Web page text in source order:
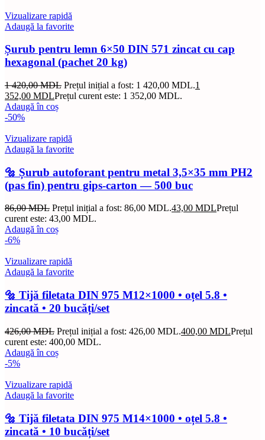
Vizualizare rapidă
Adaugă la favorite
Șurub pentru lemn 6×50 DIN 571 zincat cu cap
hexagonal (pachet 20 kg)
1 420,00MDL Prețul inițial a fost: 1 420,00 MDL.1
352,00 MDLPrețul curent este: 1 352,00 MDL.
Adaugă în coș
-50%
Vizualizare rapidă
Adaugă la favorite
🔩 Șurub autoforant pentru metal 3,5×35 mm PH2
(pas fin) pentru gips-carton — 500 buc
86,00MDL Prețul inițial a fost: 86,00 MDL.43,00 MDLPrețul
curent este: 43,00 MDL.
Adaugă în coș
-6%
Vizualizare rapidă
Adaugă la favorite
🔩 Tijă filetata DIN 975 M12×1000 • oțel 5.8 •
zincată • 20 bucăți/set
426,00MDL Prețul inițial a fost: 426,00 MDL.400,00 MDLPrețul
curent este: 400,00 MDL.
Adaugă în coș
-5%
Vizualizare rapidă
Adaugă la favorite
🔩 Tijă filetata DIN 975 M14×1000 • oțel 5.8 •
zincată • 10 bucăți/set